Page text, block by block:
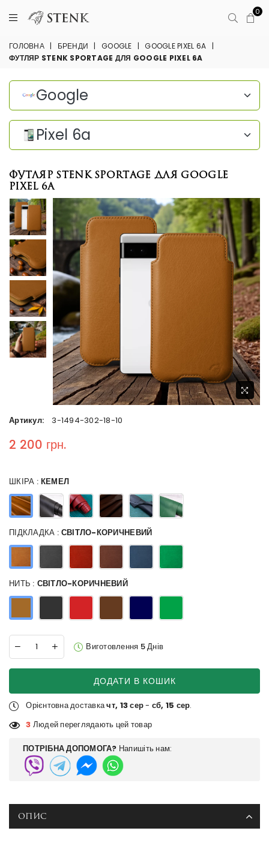
0
ГОЛОВНА | БРЕНДИ | GOOGLE | GOOGLE PIXEL 6A
|
ФУТЛЯР STENK SPORTAGE ДЛЯ GOOGLE PIXEL 6A
Футляр Stenk Sportage для Google
Pixel 6a
Google
Pixel 6a
Артикул: 3-1494-302-18-10
Regular price
2 200 грн.
ШКІРА : КЕМЕЛ
ПІДКЛАДКА : СВІТЛО-КОРИЧНЕВИЙ
НИТЬ : СВІТЛО-КОРИЧНЕВИЙ
Виготовлення 5 Днів
ДОДАТИ В КОШИК
Орієнтовна доставкачт, 13 сер- сб, 15 сер.
3 Людей переглядають цей товар
ПОТРІБНА ДОПОМОГА? Напишіть нам:
ОПИС